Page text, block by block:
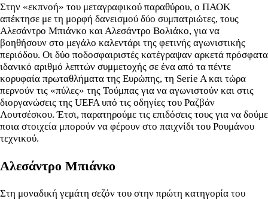
Στην «εκπνοή» του μεταγραφικού παραθύρου, ο ΠΑΟΚ
απέκτησε με τη μορφή δανεισμού δύο συμπατριώτες, τους
Αλεσάντρο Μπιάνκο και Αλεσάντρο Βολιάκο, για να
βοηθήσουν στο μεγάλο καλεντάρι της φετινής αγωνιστικής
περιόδου. Οι δύο ποδοσφαιριστές κατέγραψαν αρκετά πρόσφατα
ιδανικό αριθμό λεπτών συμμετοχής σε ένα από τα πέντε
κορυφαία πρωταθλήματα της Ευρώπης, τη Serie A και τώρα
περνούν τις «πύλες» της Τούμπας για να αγωνιστούν και στις
διοργανώσεις της UEFA υπό τις οδηγίες του Ραζβάν
Λουτσέσκου. Έτσι, παρατηρούμε τις επιδόσεις τους για να δούμε
ποια στοιχεία μπορούν να φέρουν στο παιχνίδι του Ρουμάνου
τεχνικού.
Αλεσάντρο Μπιάνκο
Στη μοναδική γεμάτη σεζόν του στην πρώτη κατηγορία του